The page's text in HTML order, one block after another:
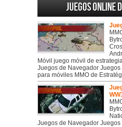
Juegos online
Móvil juego móvil de
Juegos de Navegador
para móviles MMO de
Juegos de Navegador Juegos